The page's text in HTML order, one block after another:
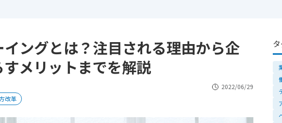
イングとは？注目される理由から企
メリットまでを解説
2022/06/29
改革